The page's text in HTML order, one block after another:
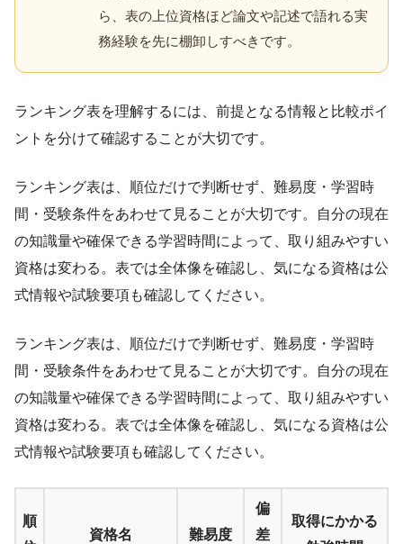
ら、表の上位資格ほど論文や記述で語れる実
務経験を先に棚卸しすべきです。
ランキング表を理解するには、前提となる情報と比較ポイ
ントを分けて確認することが大切です。
ランキング表は、順位だけで判断せず、難易度・学習時
間・受験条件をあわせて見ることが大切です。自分の現在
の知識量や確保できる学習時間によって、取り組みやすい
資格は変わる。表では全体像を確認し、気になる資格は公
式情報や試験要項も確認してください。
ランキング表は、順位だけで判断せず、難易度・学習時
間・受験条件をあわせて見ることが大切です。自分の現在
の知識量や確保できる学習時間によって、取り組みやすい
資格は変わる。表では全体像を確認し、気になる資格は公
式情報や試験要項も確認してください。
順
資格名 難易度
偏
差
取得にかかる